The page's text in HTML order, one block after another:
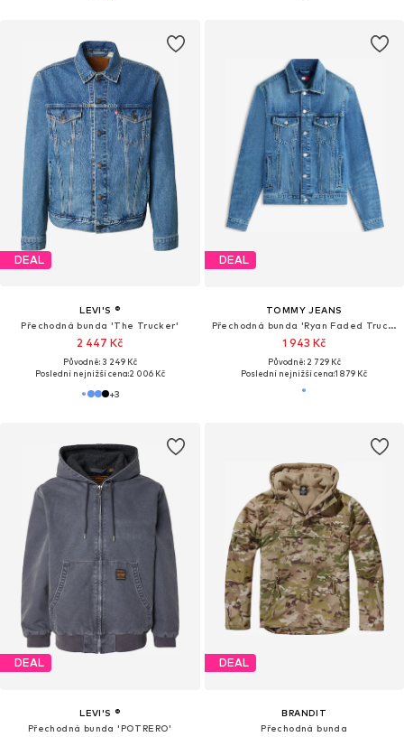
DEAL
LEVI'S ®
Přechodná bunda 'The Trucker'
2 447 Kč
Původně: 3 249 Kč
Poslední nejnižší cena:2 006 Kč
+3
DEAL
TOMMY JEANS
Přechodná bunda 'Ryan Faded Trucker'
1 943 Kč
Původně: 2 729 Kč
Poslední nejnižší cena:1 879 Kč
DEAL
LEVI'S ®
Přechodná bunda 'POTRERO'
DEAL
BRANDIT
Přechodná bunda